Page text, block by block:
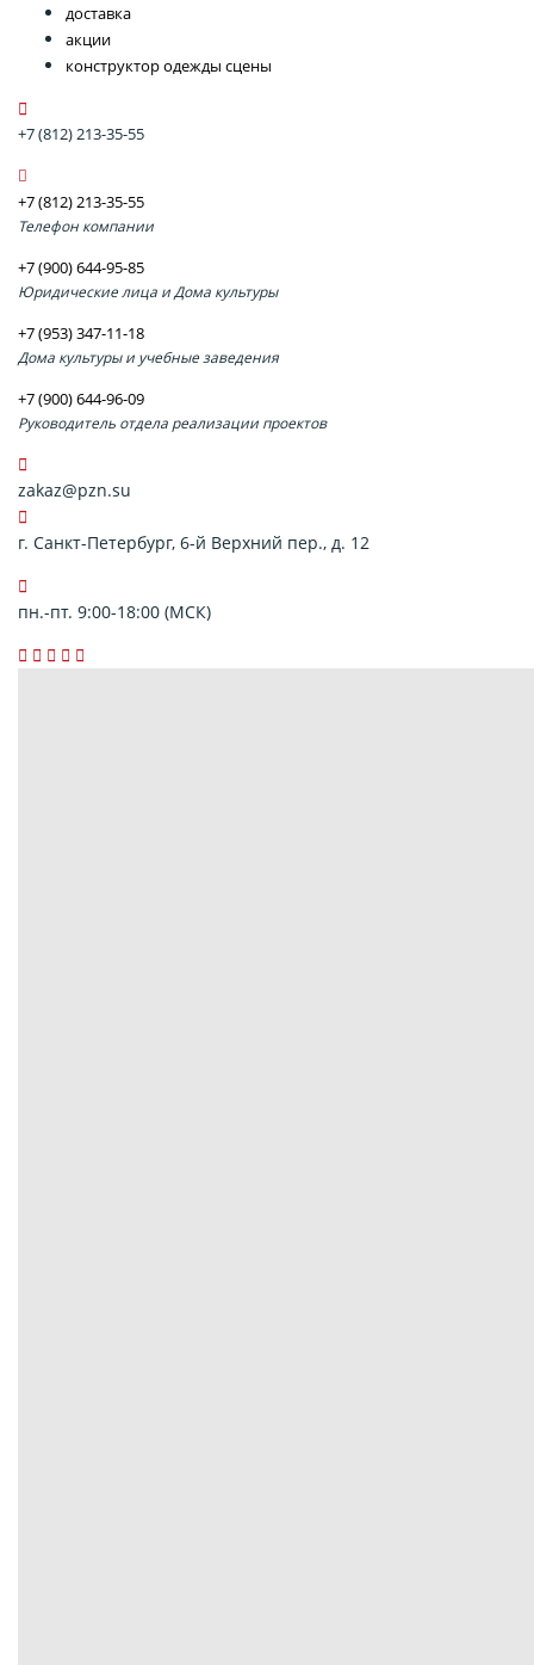
доставка
акции
конструктор одежды сцены
+7 (812) 213-35-55
+7 (812) 213-35-55
Телефон компании
+7 (900) 644-95-85
Юридические лица и Дома культуры
+7 (953) 347-11-18
Дома культуры и учебные заведения
+7 (900) 644-96-09
Руководитель отдела реализации проектов
zakaz@pzn.su
г. Санкт-Петербург, 6-й Верхний пер., д. 12
пн.-пт. 9:00-18:00 (МСК)